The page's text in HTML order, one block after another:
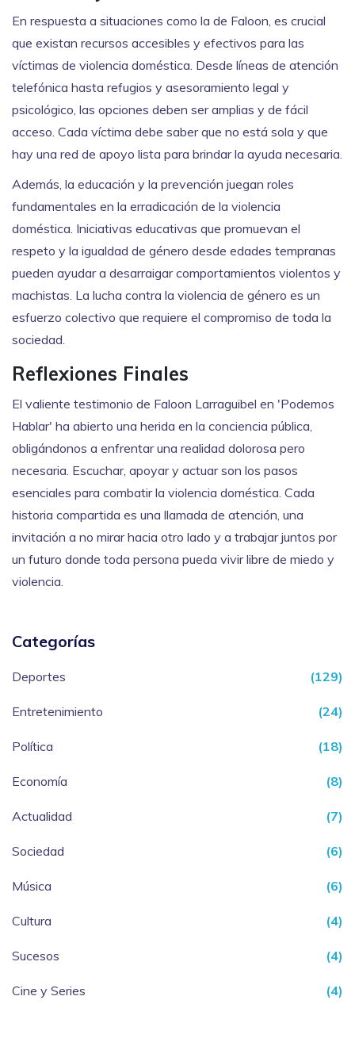
En respuesta a situaciones como la de Faloon, es crucial
que existan recursos accesibles y efectivos para las
víctimas de violencia doméstica. Desde líneas de atención
telefónica hasta refugios y asesoramiento legal y
psicológico, las opciones deben ser amplias y de fácil
acceso. Cada víctima debe saber que no está sola y que
hay una red de apoyo lista para brindar la ayuda necesaria.
Además, la educación y la prevención juegan roles
fundamentales en la erradicación de la violencia
doméstica. Iniciativas educativas que promuevan el
respeto y la igualdad de género desde edades tempranas
pueden ayudar a desarraigar comportamientos violentos y
machistas. La lucha contra la violencia de género es un
esfuerzo colectivo que requiere el compromiso de toda la
sociedad.
Reflexiones Finales
El valiente testimonio de Faloon Larraguibel en 'Podemos
Hablar' ha abierto una herida en la conciencia pública,
obligándonos a enfrentar una realidad dolorosa pero
necesaria. Escuchar, apoyar y actuar son los pasos
esenciales para combatir la violencia doméstica. Cada
historia compartida es una llamada de atención, una
invitación a no mirar hacia otro lado y a trabajar juntos por
un futuro donde toda persona pueda vivir libre de miedo y
violencia.
Categorías
Deportes (129)
Entretenimiento (24)
Política (18)
Economía (8)
Actualidad (7)
Sociedad (6)
Música (6)
Cultura (4)
Sucesos (4)
Cine y Series (4)